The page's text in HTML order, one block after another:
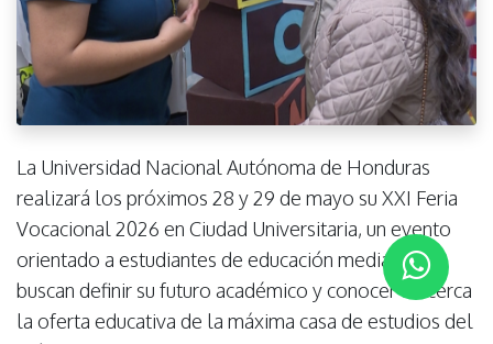
La Universidad Nacional Autónoma de Honduras
realizará los próximos 28 y 29 de mayo su XXI Feria
Vocacional 2026 en Ciudad Universitaria, un evento
orientado a estudiantes de educación media que
buscan definir su futuro académico y conocer de cerca
la oferta educativa de la máxima casa de estudios del